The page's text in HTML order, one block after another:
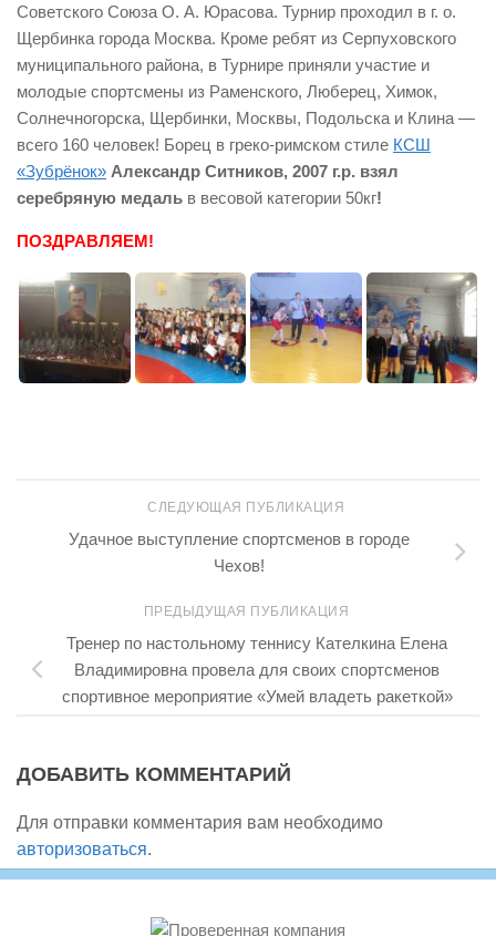
Советского Союза О. А. Юрасова. Турнир проходил в г. о.
Щербинка города Москва. Кроме ребят из Серпуховского
муниципального района, в Турнире приняли участие и
молодые спортсмены из Раменского, Люберец, Химок,
Солнечногорска, Щербинки, Москвы, Подольска и Клина —
всего 160 человек! Борец в греко-римском стиле КСШ
«Зубрёнок» Александр Ситников, 2007 г.р. взял
серебряную медаль в весовой категории 50кг!
ПОЗДРАВЛЯЕМ!
СЛЕДУЮЩАЯ ПУБЛИКАЦИЯ
Удачное выступление спортсменов в городе
Чехов!
ПРЕДЫДУЩАЯ ПУБЛИКАЦИЯ
Тренер по настольному теннису Кателкина Елена
Владимировна провела для своих спортсменов
спортивное мероприятие «Умей владеть ракеткой»
ДОБАВИТЬ КОММЕНТАРИЙ
Для отправки комментария вам необходимо
авторизоваться.